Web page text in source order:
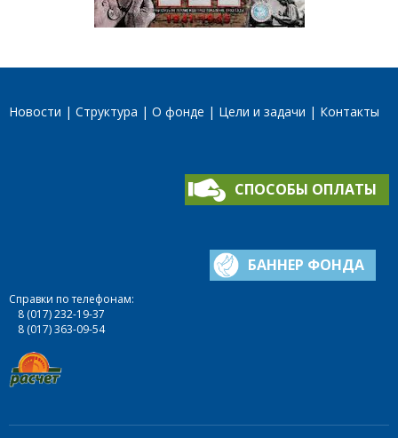
Новости Структура О фонде Цели и задачи Контакты
СПОСОБЫ ОПЛАТЫ
БАННЕР ФОНДА
Справки по телефонам:
8 (017) 232-19-37
8 (017) 363-09-54